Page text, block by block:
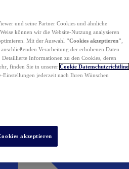
und seine Partner Cookies und ähnliche
können wir die Website-Nutzung analysieren
Mit der Auswahl "Cookies akzeptieren"
Verarbeitung der erhobenen Daten
Informationen zu den Cookies, deren
finden Sie in unserer Cookie Datenschutzrichtline
Einstellungen jederzeit nach Ihren Wünschen
akzeptieren